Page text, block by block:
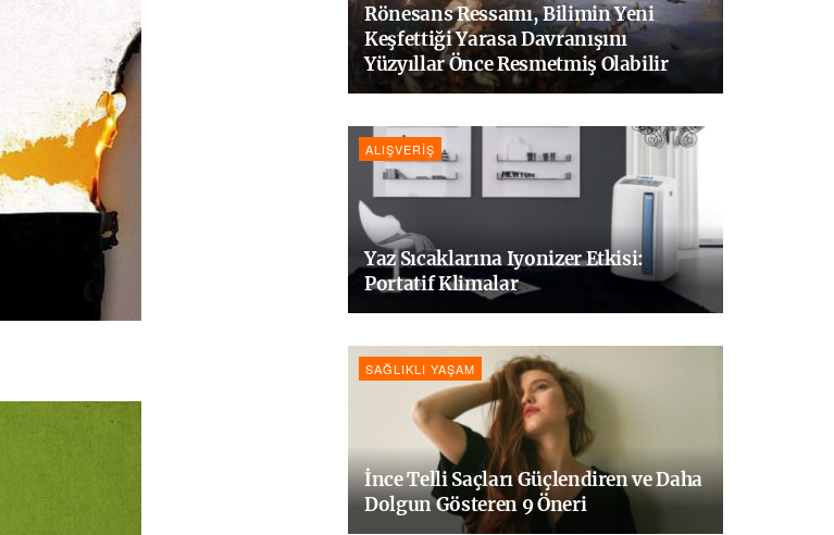
Rönesans Ressamı, Bilimin Yeni
Keşfettiği Yarasa Davranışını
Yüzyıllar Önce Resmetmiş Olabilir
ALIŞVERIŞ
Yaz Sıcaklarına Iyonizer Etkisi:
Portatif Klimalar
SAĞLIKLI YAŞAM
İnce Telli Saçları Güçlendiren ve Daha
Dolgun Gösteren 9 Öneri